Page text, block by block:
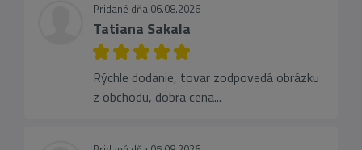
Pridané dňa 06.08.2026
Tatiana Sakala
Rýchle dodanie, tovar zodpovedá obrázku
z obchodu, dobra cena...